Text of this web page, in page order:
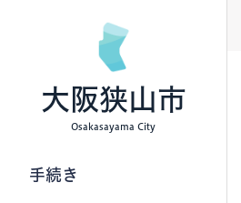
大阪狭山市
Osakasayama City
手続き